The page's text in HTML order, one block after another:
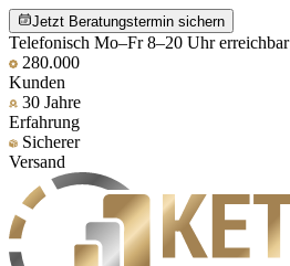
Jetzt Beratungstermin sichern
Telefonisch Mo–Fr 8–20 Uhr erreichbar
280.000
Kunden
30 Jahre
Erfahrung
Sicherer
Versand